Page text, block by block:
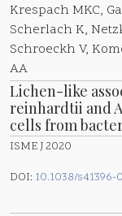
Krespach MKC,
Scherlach K,
Schroeckh V,
AA
Lichen-like
reinhardtii and
cells from
ISME J 2020
DOI: 10.1038/s41396-